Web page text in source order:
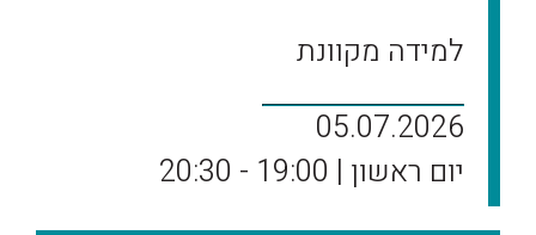
למידה מקוונת
05.07.2026
יום ראשון | 19:00 - 20:30